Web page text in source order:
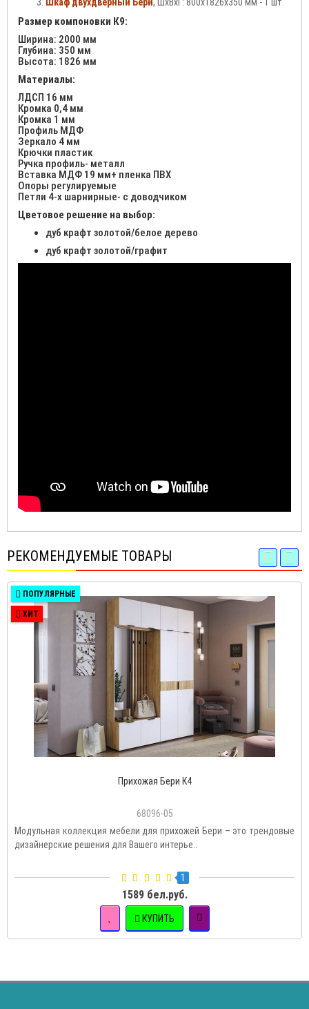
Шкаф двухдверный Бери, ШхВхГ: 800х1826х350 мм - 1 шт
Размер компоновки К9:
Ширина: 2000 мм
Глубина: 350 мм
Высота: 1826 мм
Материалы:
ЛДСП 16 мм
Кромка 0,4 мм
Кромка 1 мм
Профиль МДФ
Зеркало 4 мм
Крючки пластик
Ручка профиль- металл
Вставка МДФ 19 мм+ пленка ПВХ
Опоры регулируемые
Петли 4-х шарнирные- с доводчиком
Цветовое решение на выбор:
дуб крафт золотой/белое дерево
дуб крафт золотой/графит
РЕКОМЕНДУЕМЫЕ ТОВАРЫ
ПОПУЛЯРНЫЕ
ХИТ
Прихожая Бери К4
68096-05
Модульная коллекция мебели для прихожей Бери – это трендовые
дизайнерские решения для Вашего интерье..
1
1589 бел.руб.
КУПИТЬ